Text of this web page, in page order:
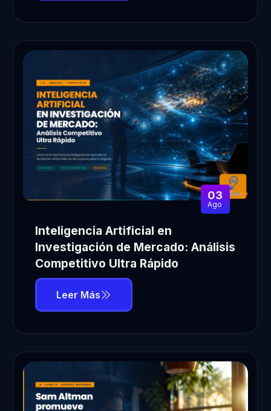
03
Ago
Inteligencia Artificial en
Investigación de Mercado: Análisis
Competitivo Ultra Rápido
Leer Más